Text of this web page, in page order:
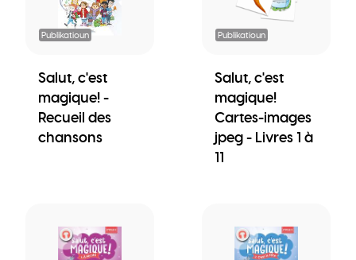
Publikatioun
Salut, c'est
magique! -
Recueil des
chansons
Publikatioun
Salut, c'est
magique!
Cartes-images
jpeg - Livres 1 à
11